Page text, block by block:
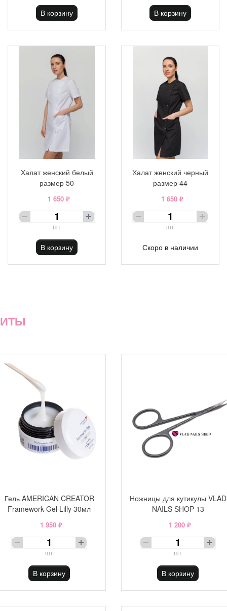
В корзину В корзину
Халат женский белый
размер 50
1 650 ₽
шт
В корзину
Халат женский черный
размер 44
1 650 ₽
шт
Скоро в наличии
Гель AMERICAN CREATOR
Framework Gel Lilly 30мл
1 950 ₽
шт
В корзину
Ножницы для кутикулы VLAD
NAILS SHOP 13
1 200 ₽
шт
В корзину